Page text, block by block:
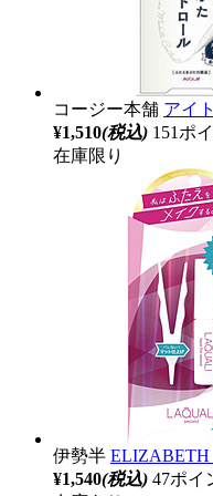
コージー本舗 アイ
¥1,510(税込) 151ポ
在庫限り
伊勢半 ELIZABETH
¥1,540(税込) 47ポイ